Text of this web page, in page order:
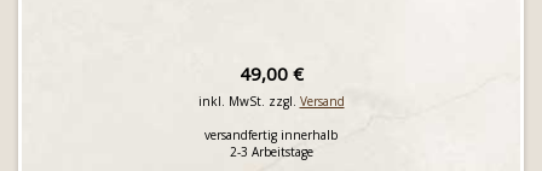
49,00 €
inkl. MwSt. zzgl. Versand
versandfertig innerhalb
2-3 Arbeitstage